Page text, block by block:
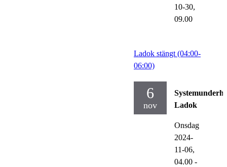
10-30,
09.00
Ladok stängt (04:00-
06:00)
6
nov
Ladok
Onsdag
2024-
11-06,
04.00 -